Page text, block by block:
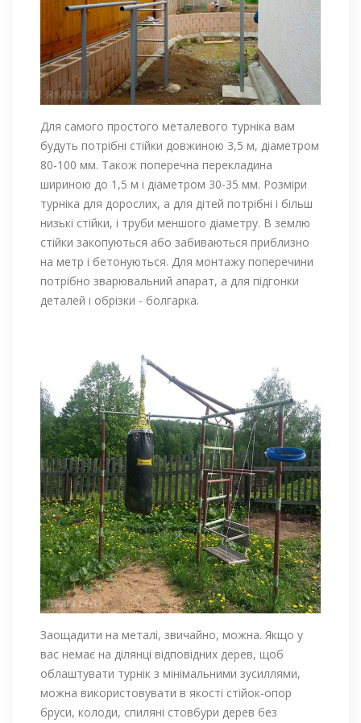
Для самого простого металевого турніка вам
будуть потрібні стійки довжиною 3,5 м, діаметром
80-100 мм. Також поперечна перекладина
шириною до 1,5 м і діаметром 30-35 мм. Розміри
турніка для дорослих, а для дітей потрібні і більш
низькі стійки, і труби меншого діаметру. В землю
стійки закопуються або забиваються приблизно
на метр і бетонуються. Для монтажу поперечини
потрібно зварювальний апарат, а для підгонки
деталей і обрізки - болгарка.
Заощадити на металі, звичайно, можна. Якщо у
вас немає на ділянці відповідних дерев, щоб
облаштувати турнік з мінімальними зусиллями,
можна використовувати в якості стійок-опор
бруси, колоди, спиляні стовбури дерев без